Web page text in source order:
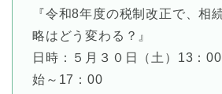
『令和8年度の税制改正で、相
略はどう変わる？』
日時：５月３０日（土）13：
始～17：00